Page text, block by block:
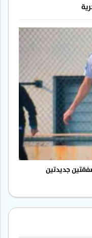
جديدتين